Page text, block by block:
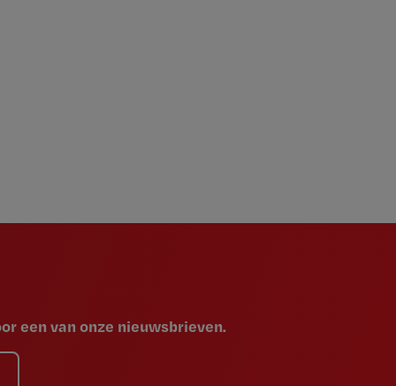
een van onze nieuwsbrieven.